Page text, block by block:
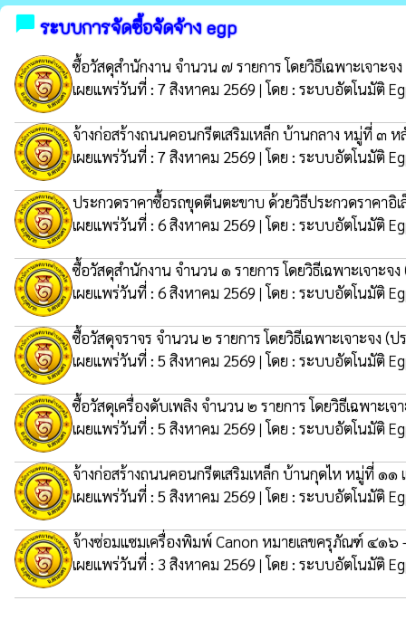
chat_bubble ระบบการจัดซื้อจัดจ้าง egp
ซื้อวัสดุสำนักงาน จำนวน ๗ รายการ โดยวิธีเฉพาะเจาะจง
เผยแพร่วันที่ : 7 สิงหาคม 2569 | โดย : ระบบอัตโนมัติ
จ้างก่อสร้างถนนคอนกรีตเสริมเหล็ก บ้านกลาง หมู่ที่ ๓
เผยแพร่วันที่ : 7 สิงหาคม 2569 | โดย : ระบบอัตโนมัติ
ประกวดราคาซื้อรถขุดตีนตะขาบ ด้วยวิธีประกวดราคาอิ
เผยแพร่วันที่ : 6 สิงหาคม 2569 | โดย : ระบบอัตโนมัติ
ซื้อวัสดุสำนักงาน จำนวน ๑ รายการ โดยวิธีเฉพาะเจาะจง
เผยแพร่วันที่ : 6 สิงหาคม 2569 | โดย : ระบบอัตโนมัติ
ซื้อวัสดุจราจร จำนวน ๒ รายการ โดยวิธีเฉพาะเจาะจง (ป
เผยแพร่วันที่ : 5 สิงหาคม 2569 | โดย : ระบบอัตโนมัติ
ซื้อวัสดุเครื่องดับเพลิง จำนวน ๒ รายการ โดยวิธีเฉพาะเจ
เผยแพร่วันที่ : 5 สิงหาคม 2569 | โดย : ระบบอัตโนมัติ
จ้างก่อสร้างถนนคอนกรีตเสริมเหล็ก บ้านกุดไห หมู่ที่ ๑๑
เผยแพร่วันที่ : 5 สิงหาคม 2569 | โดย : ระบบอัตโนมัติ
จ้างซ่อมแซมเครื่องพิมพ์ Canon หมายเลขครุภัณฑ์ ๔๑๖
เผยแพร่วันที่ : 3 สิงหาคม 2569 | โดย : ระบบอัตโนมัติ